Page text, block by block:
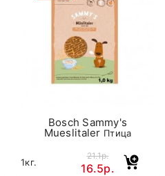
Bosch Sammy's
Mueslitaler Птица
1кг.
21.1р.
16.5р.